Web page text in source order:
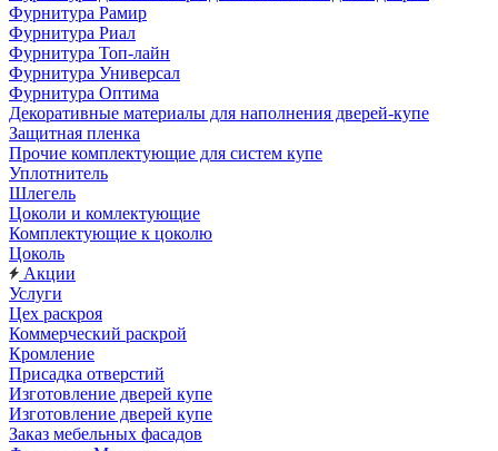
Фурнитура Рамир
Фурнитура Риал
Фурнитура Топ-лайн
Фурнитура Универсал
Фурнитура Оптима
Декоративные материалы для наполнения дверей-купе
Защитная пленка
Прочие комплектующие для систем купе
Уплотнитель
Шлегель
Цоколи и комлектующие
Комплектующие к цоколю
Цоколь
Акции
Услуги
Цех раскроя
Коммерческий раскрой
Кромление
Присадка отверстий
Изготовление дверей купе
Изготовление дверей купе
Заказ мебельных фасадов